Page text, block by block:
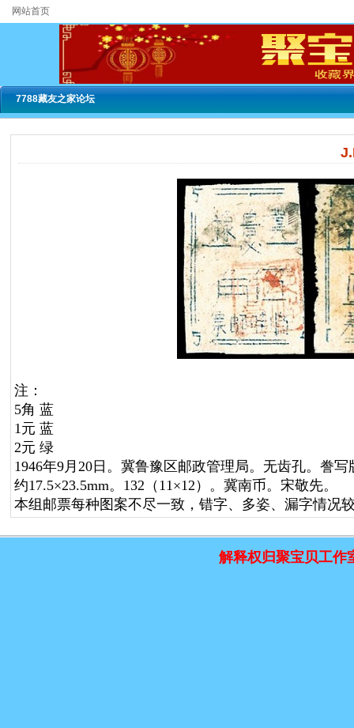
网站首页
7788藏友之家论坛
注：
5角 蓝
1元 蓝
2元 绿
1946年9月20日。冀鲁豫区邮政管理局。无齿孔。誊
约17.5×23.5mm。132（11×12）。冀南币。宋敬先。
本组邮票每种图案不尽一致，错字、多姿、漏字情况
解释权归聚宝贝工作